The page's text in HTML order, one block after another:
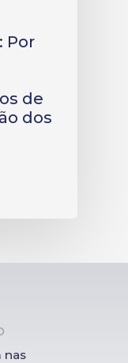
Por
de
dos
nas